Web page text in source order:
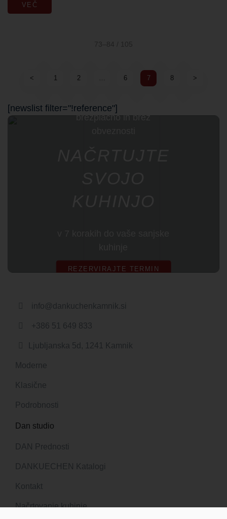
VEČ
< 1 2 6 7 8 >
[newslist filter="!reference"]
brezplačno in brez
REZERVIRAJTE TERMIN
info@dankuchenkamnik.si
+386 51 649 833
Ljubljanska 5d, 1241 Kamnik
Moderne
Klasične
Podrobnosti
Dan studio
DAN Prednosti
DANKUECHEN Katalogi
Kontakt
Načrtovanje kuhinje